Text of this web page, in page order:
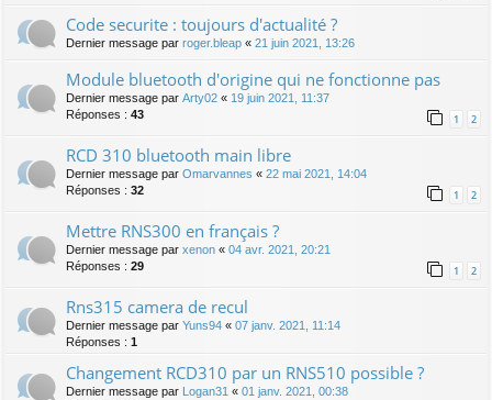
Code securite : toujours d'actualité ?
Dernier message par roger.bleap « 21 juin 2021, 13:26
Module bluetooth d'origine qui ne fonctionne pas
Dernier message par Arty02 « 19 juin 2021, 11:37
Réponses : 43 1 2
RCD 310 bluetooth main libre
Dernier message par Omarvannes « 22 mai 2021, 14:04
Réponses : 32 1 2
Mettre RNS300 en français ?
Dernier message par xenon « 04 avr. 2021, 20:21
Réponses : 29 1 2
Rns315 camera de recul
Dernier message par Yuns94 « 07 janv. 2021, 11:14
Réponses : 1
Changement RCD310 par un RNS510 possible ?
Dernier message par Logan31 « 01 janv. 2021, 00:38